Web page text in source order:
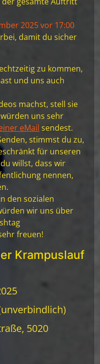
2025 vor 17:00
damit du sicher
zu kommen,
und uns auch
machst, stell sie
uns sehr
eMail sendest.
stimmst du zu,
für unseren
willst, dass wir
nennen,
den sozialen
wir uns über
freuen!
Krampuslauf
5020